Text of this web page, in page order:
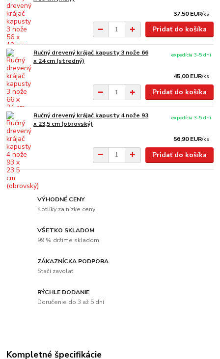
37,50 EUR/ks
Pridať do košíka
Ručný drevený krájač kapusty 3 nože 66
x 24 cm (stredný)
45,00 EUR/ks
expedícia 3-5 dní
Pridať do košíka
Ručný drevený krájač kapusty 4 nože 93
x 23,5 cm (obrovský)
56,90 EUR/ks
expedícia 3-5 dní
Pridať do košíka
VÝHODNÉ CENY
Kotlíky za nízke ceny
VŠETKO SKLADOM
99 % držíme skladom
ZÁKAZNÍCKA PODPORA
Stačí zavolať
RÝCHLE DODANIE
Doručenie do 3 až 5 dní
Kompletné špecifikácie